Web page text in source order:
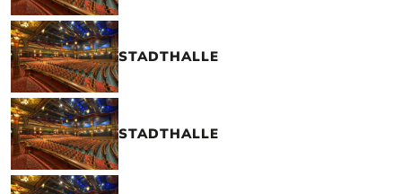
STADTHALLE
STADTHALLE